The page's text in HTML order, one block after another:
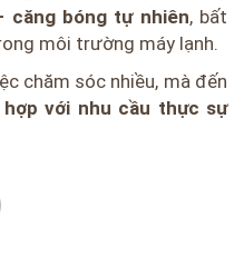
căng bóng tự nhiên, bất
môi trường máy lạnh.
chăm sóc nhiều, mà đến
với nhu cầu thực sự